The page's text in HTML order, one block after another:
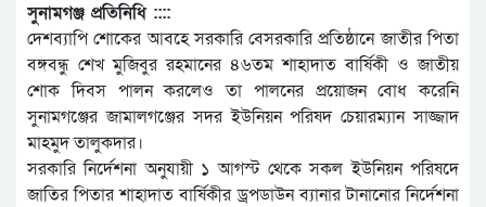
সুনামগঞ্জ প্রতিনিধি ::::
দেশব্যাপি শোকের আবহে সরকারি বেসরকারি প্রতিষ্ঠানে জাতীর পিতা
বঙ্গবন্ধু শেখ মুজিবুর রহমানের ৪৬তম শাহাদাত বার্ষিকী ও জাতীয়
শোক দিবস পালন করলেও তা পালনের প্রয়োজন বোধ করেনি
সুনামগঞ্জের জামালগঞ্জের সদর ইউনিয়ন পরিষদ চেয়ারম্যান সাজ্জাদ
মাহমুদ তালুকদার।
সরকারি নির্দেশনা অনুযায়ী ১ আগস্ট থেকে সকল ইউনিয়ন পরিষদে
জাতির পিতার শাহাদাত বার্ষিকীর ড্রপডাউন ব্যানার টানানোর নির্দেশনা